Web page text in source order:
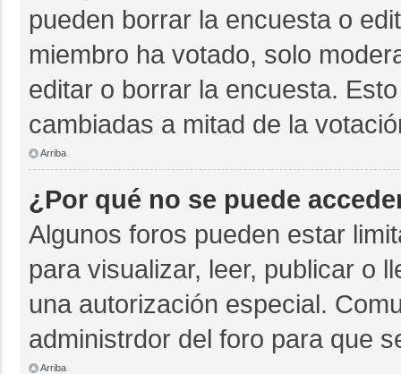
pueden borrar la encuesta o
miembro ha votado, solo
editar o borrar la encuesta.
cambiadas a mitad de la
Arriba
¿Por qué no se puede
Algunos foros pueden estar
para visualizar, leer, publicar o
una autorización especial.
administrdor del foro para que
Arriba